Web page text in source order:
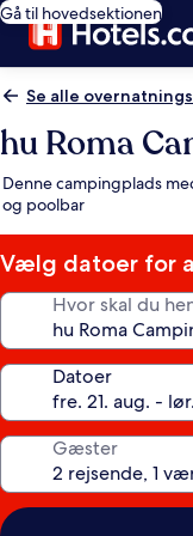
Gå til hovedsektionen
Se alle
hu Roma
Denne campingplads
og poolbar
Vælg datoer for
Hvor skal du
Datoer
Gæster